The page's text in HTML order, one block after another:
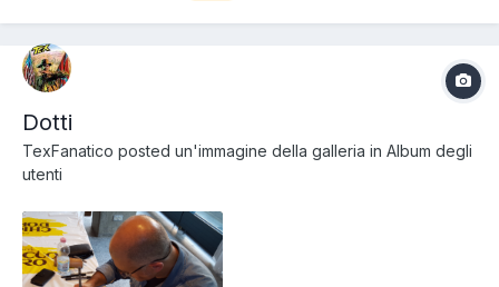
Dotti
TexFanatico posted un'immagine della galleria in Album degli
utenti